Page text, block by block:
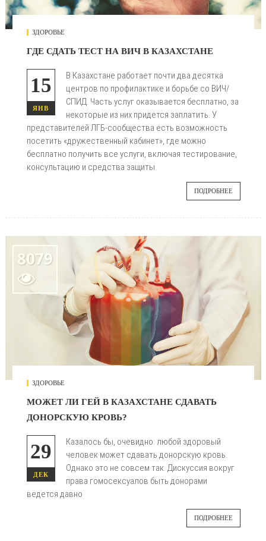
ЗДОРОВЬЕ
ГДЕ СДАТЬ ТЕСТ НА ВИЧ В КАЗАХСТАНЕ
15
ЯНВ
В Казахстане работает почти два десятка
центров по профилактике и борьбе со ВИЧ/
СПИД. Часть услуг оказывается бесплатно, за
некоторые из них придется заплатить. У
представителей ЛГБ-сообщества есть возможность
посетить «дружественный кабинет», где можно
бесплатно получить все услуги, включая тестирование,
консультацию и средства защиты.
ПОДРОБНЕЕ
8079

ЗДОРОВЬЕ
МОЖЕТ ЛИ ГЕЙ В КАЗАХСТАНЕ СДАВАТЬ
ДОНОРСКУЮ КРОВЬ?
29
ДЕК
Казалось бы, очевидно: любой здоровый
человек может сдавать донорскую кровь.
Однако это не совсем так. Дискуссия вокруг
права гомосексуалов быть донорами
ведется давно
ПОДРОБНЕЕ